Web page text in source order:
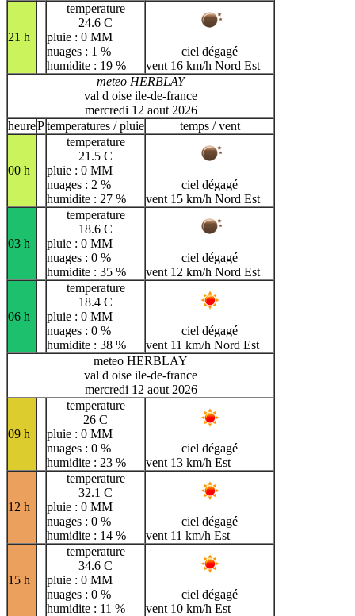
21 h
temperature
24.6 C
pluie : 0 MM
nuages : 1 %
humidite : 19 %
ciel dégagé
vent 16 km/h Nord Est
meteo HERBLAY
val d oise ile-de-france
mercredi 12 aout 2026
heurePtemperatures / pluie temps / vent
00 h
temperature
21.5 C
pluie : 0 MM
nuages : 2 %
humidite : 27 %
ciel dégagé
vent 15 km/h Nord Est
03 h
temperature
18.6 C
pluie : 0 MM
nuages : 0 %
humidite : 35 %
ciel dégagé
vent 12 km/h Nord Est
06 h
temperature
18.4 C
pluie : 0 MM
nuages : 0 %
humidite : 38 %
ciel dégagé
vent 11 km/h Nord Est
meteo HERBLAY
val d oise ile-de-france
mercredi 12 aout 2026
09 h
temperature
26 C
pluie : 0 MM
nuages : 0 %
humidite : 23 %
ciel dégagé
vent 13 km/h Est
12 h
temperature
32.1 C
pluie : 0 MM
nuages : 0 %
humidite : 14 %
ciel dégagé
vent 11 km/h Est
15 h
temperature
34.6 C
pluie : 0 MM
nuages : 0 %
humidite : 11 %
ciel dégagé
vent 10 km/h Est